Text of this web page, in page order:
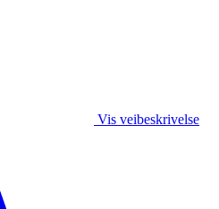
Vis veibeskrivelse